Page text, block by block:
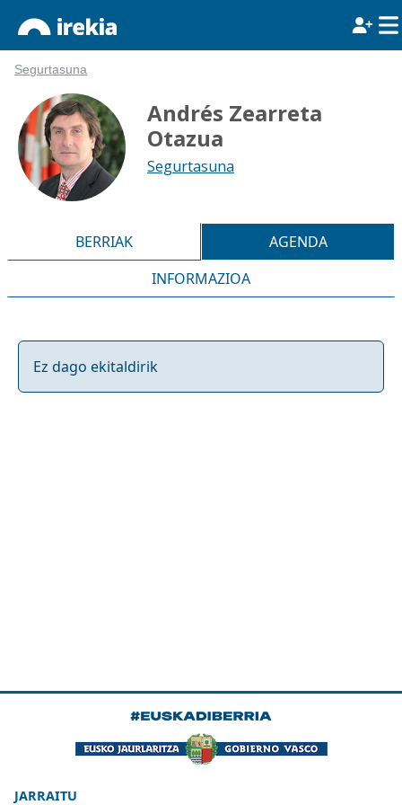
Segurtasuna
Andrés Zearreta
Otazua
Segurtasuna
BERRIAK
AGENDA
INFORMAZIOA
Ez dago ekitaldirik
JARRAITU